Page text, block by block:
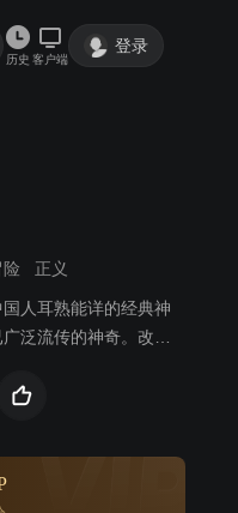
历史 客户端
登录
险 正义
人耳熟能详的经典神
泛流传的神奇。改编
蠢动、张牙舞爪、狞
经，沿途历尽千辛万